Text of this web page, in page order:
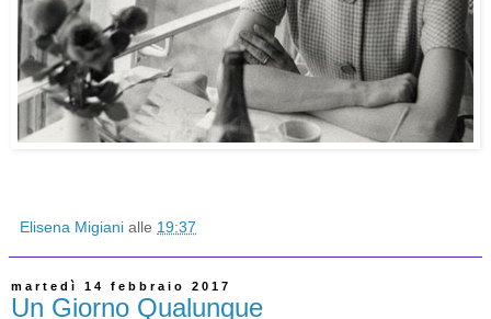
Elisena Migiani alle 19:37
martedì 14 febbraio 2017
Un Giorno Qualunque